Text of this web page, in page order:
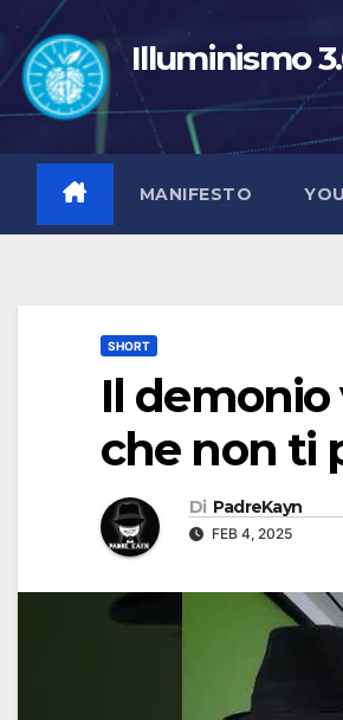
contenuto
Illuminismo
MANIFESTO
SHORT
Il
che non ti
Di PadreKayn
FEB 4, 2025